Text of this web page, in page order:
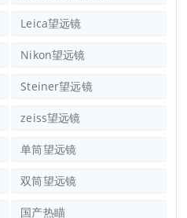
Leica望远镜
Nikon望远镜
Steiner望远镜
zeiss望远镜
单筒望远镜
双筒望远镜
国产热瞄